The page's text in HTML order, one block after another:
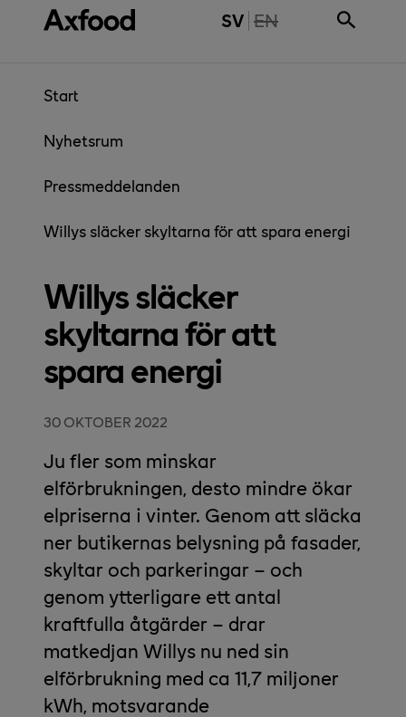
Gå direkt till innehåll SV THE PAGE IS NOT
EN
Start
Nyhetsrum
Pressmeddelanden
Willys släcker skyltarna för att spara energi
Willys släcker
skyltarna för att
spara energi
30 OKTOBER 2022
Ju fler som minskar
elförbrukningen, desto mindre ökar
elpriserna i vinter. Genom att släcka
ner butikernas belysning på fasader,
skyltar och parkeringar – och
genom ytterligare ett antal
kraftfulla åtgärder – drar
matkedjan Willys nu ned sin
elförbrukning med ca 11,7 miljoner
kWh, motsvarande